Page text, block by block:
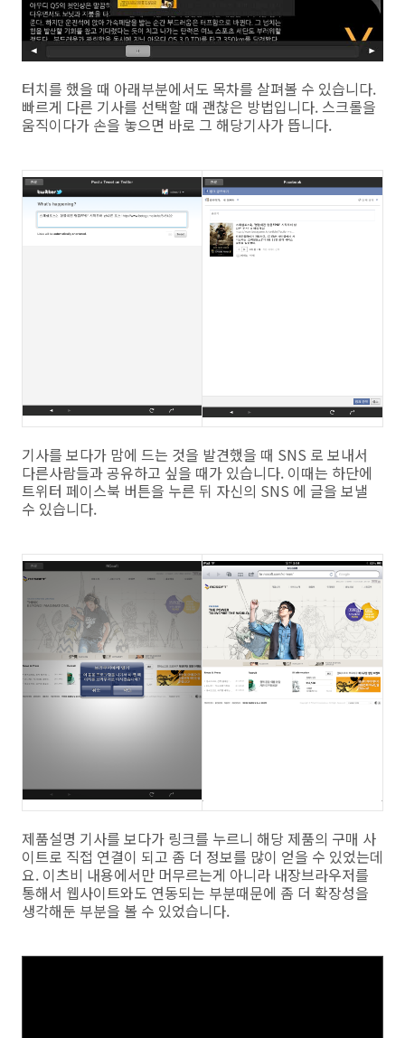
터치를 했을 때 아래부분에서도 목차를 살펴볼 수 있습니다.
빠르게 다른 기사를 선택할 때 괜찮은 방법입니다. 스크롤을
움직이다가 손을 놓으면 바로 그 해당기사가 뜹니다.
기사를 보다가 맘에 드는 것을 발견했을 때 SNS 로 보내서
다른사람들과 공유하고 싶을 때가 있습니다. 이때는 하단에
트위터 페이스북 버튼을 누른 뒤 자신의 SNS 에 글을 보낼
수 있습니다.
제품설명 기사를 보다가 링크를 누르니 해당 제품의 구매 사
이트로 직접 연결이 되고 좀 더 정보를 많이 얻을 수 있었는데
요. 이츠비 내용에서만 머무르는게 아니라 내장브라우저를
통해서 웹사이트와도 연동되는 부분때문에 좀 더 확장성을
생각해둔 부분을 볼 수 있었습니다.